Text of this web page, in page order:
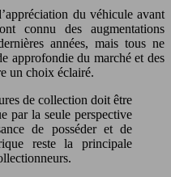
du véhicule avant
connu des augmentations
années, mais tous ne
approfondie du marché et des
un choix éclairé.
par la seule perspective
de posséder et de
reste la principale